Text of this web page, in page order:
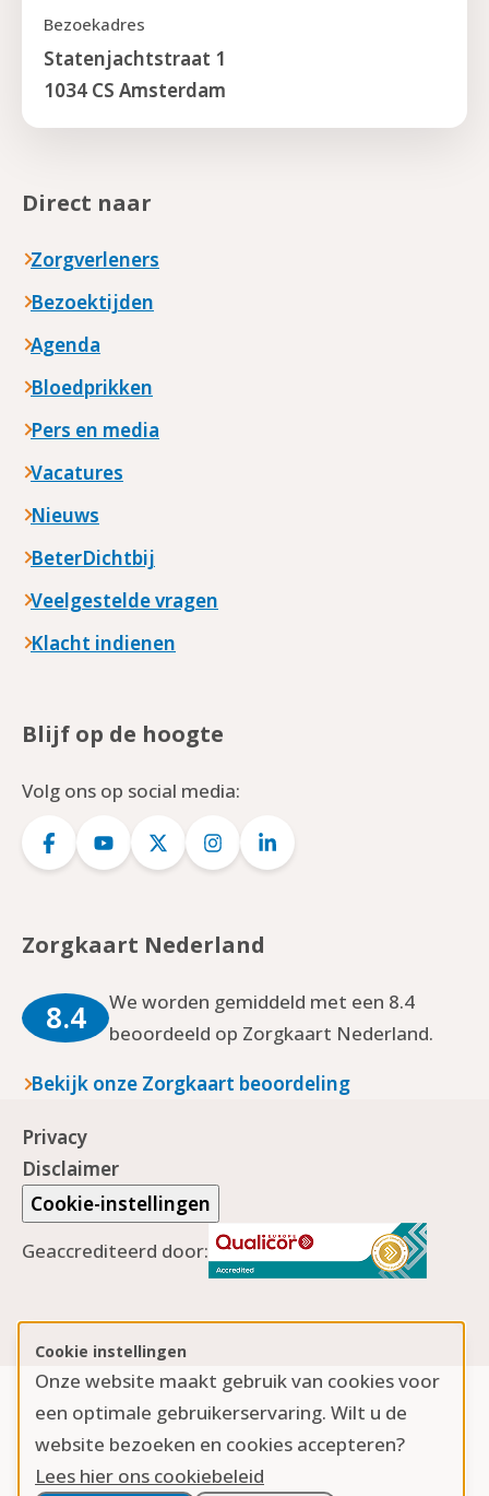
Cookie instellingen
Onze website maakt gebruik van cookies voor
een optimale gebruikerservaring. Wilt u de
website bezoeken en cookies accepteren?
Lees hier ons cookiebeleid
Bezoekadres
Statenjachtstraat 1
1034 CS Amsterdam
Direct naar
Zorgverleners
Bezoektijden
Agenda
Bloedprikken
Pers en media
Vacatures
Nieuws
BeterDichtbij
Veelgestelde vragen
Klacht indienen
Blijf op de hoogte
Volg ons op social media:
Logo
Logo
Logo
Logo
Logo
Zorgkaart Nederland
8.4
We worden gemiddeld met een 8.4
beoordeeld op Zorgkaart Nederland.
Bekijk onze Zorgkaart beoordeling
Privacy
Disclaimer
Cookie-instellingen
Geaccrediteerd door: